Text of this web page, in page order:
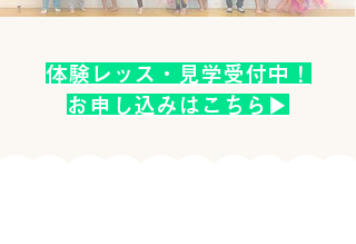
体験レッス・見学受付中！
​お申し込み ​はこちら▶︎